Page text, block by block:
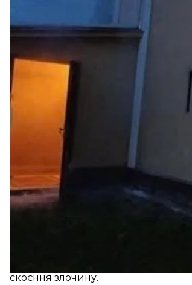
Закарпатті. Ми не залишимо це
У поліції Закарпаття
відреагувала
в селі Паладь-Комарівці.
Правоохоронці з’ясували, що на
«здійснила напис
Зібрані відомості слідчі внесли
України. Зараз поліціянти у
скоєння злочину.